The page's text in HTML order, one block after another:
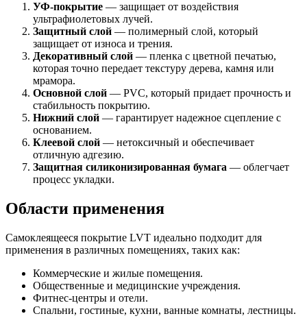
УФ-покрытие — защищает от воздействия
ультрафиолетовых лучей.
Защитный слой — полимерный слой, который
защищает от износа и трения.
Декоративный слой — пленка с цветной печатью,
которая точно передает текстуру дерева, камня или
мрамора.
Основной слой — PVC, который придает прочность и
стабильность покрытию.
Нижний слой — гарантирует надежное сцепление с
основанием.
Клеевой слой — нетоксичный и обеспечивает
отличную адгезию.
Защитная силиконизированная бумага — облегчает
процесс укладки.
Области применения
Самоклеящееся покрытие LVT идеально подходит для
применения в различных помещениях, таких как:
Коммерческие и жилые помещения.
Общественные и медицинские учреждения.
Фитнес-центры и отели.
Спальни, гостиные, кухни, ванные комнаты, лестницы.